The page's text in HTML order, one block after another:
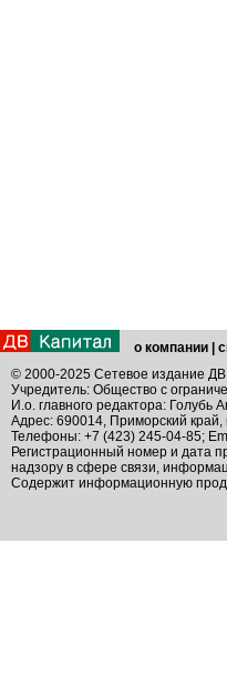
о компании
© 2000-2025 Сетевое издание
Учредитель: Общество с
И.о. главного редактора: Голубь
Адрес: 690014, Приморский край,
Телефоны: +7 (423) 245-04-85;
Регистрационный номер и дата
надзору в сфере связи,
Содержит информационную